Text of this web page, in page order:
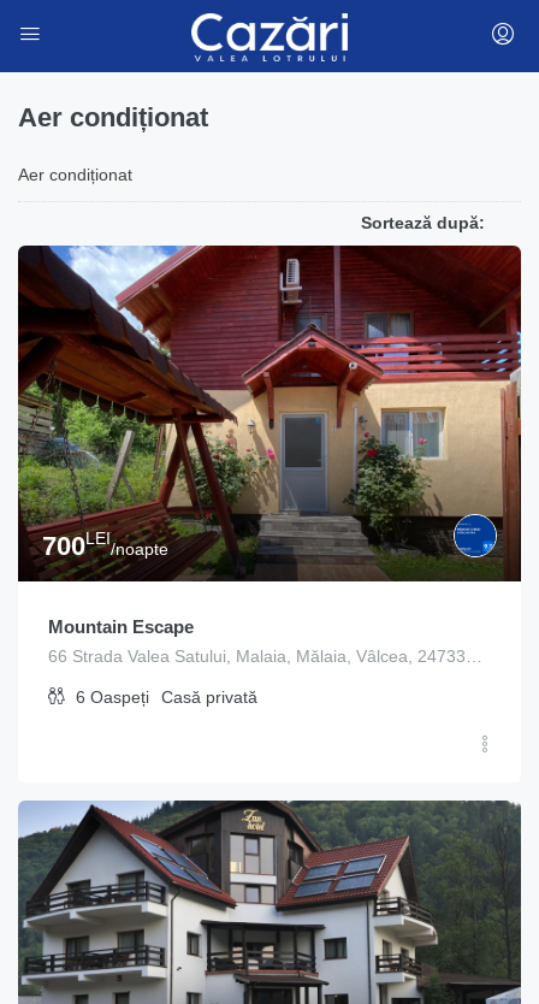
Aer condiționat
Aer condiționat
Sortează după:
700LEI
/noapte
Mountain Escape
6 Oaspeți Casă privată